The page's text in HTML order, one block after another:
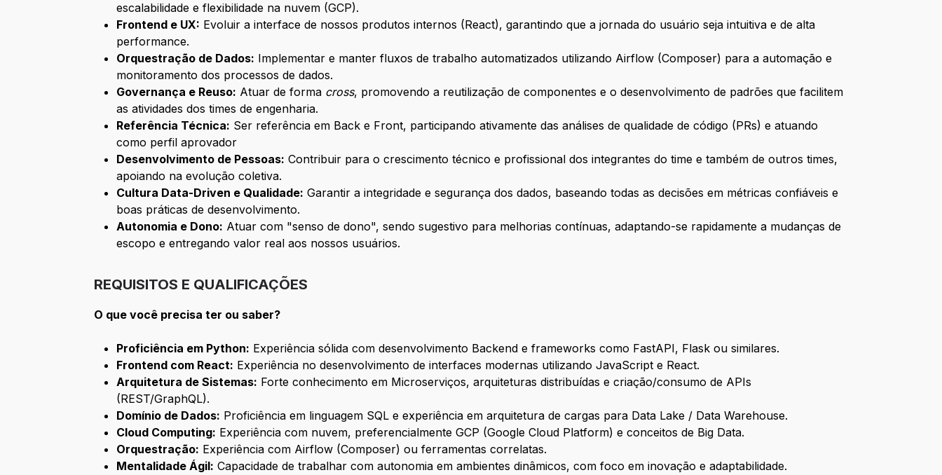
escalabilidade e flexibilidade na nuvem (GCP).
Frontend e UX: Evoluir a interface de nossos produtos internos (React), garantindo que a jornada do usuário seja intuitiva e de alta
performance.
Orquestração de Dados: Implementar e manter fluxos de trabalho automatizados utilizando Airflow (Composer) para a automação e
monitoramento dos processos de dados.
Governança e Reuso: Atuar de forma cross, promovendo a reutilização de componentes e o desenvolvimento de padrões que facilitem
as atividades dos times de engenharia.
Referência Técnica: Ser referência em Back e Front, participando ativamente das análises de qualidade de código (PRs) e atuando
como perfil aprovador
Desenvolvimento de Pessoas: Contribuir para o crescimento técnico e profissional dos integrantes do time e também de outros times,
apoiando na evolução coletiva.
Cultura Data-Driven e Qualidade: Garantir a integridade e segurança dos dados, baseando todas as decisões em métricas confiáveis e
boas práticas de desenvolvimento.
Autonomia e Dono: Atuar com "senso de dono", sendo sugestivo para melhorias contínuas, adaptando-se rapidamente a mudanças de
escopo e entregando valor real aos nossos usuários.
REQUISITOS E QUALIFICAÇÕES
O que você precisa ter ou saber?
Proficiência em Python: Experiência sólida com desenvolvimento Backend e frameworks como FastAPI, Flask ou similares.
Frontend com React: Experiência no desenvolvimento de interfaces modernas utilizando JavaScript e React.
Arquitetura de Sistemas: Forte conhecimento em Microserviços, arquiteturas distribuídas e criação/consumo de APIs
(REST/GraphQL).
Domínio de Dados: Proficiência em linguagem SQL e experiência em arquitetura de cargas para Data Lake / Data Warehouse.
Cloud Computing: Experiência com nuvem, preferencialmente GCP (Google Cloud Platform) e conceitos de Big Data.
Orquestração: Experiência com Airflow (Composer) ou ferramentas correlatas.
Mentalidade Ágil: Capacidade de trabalhar com autonomia em ambientes dinâmicos, com foco em inovação e adaptabilidade.